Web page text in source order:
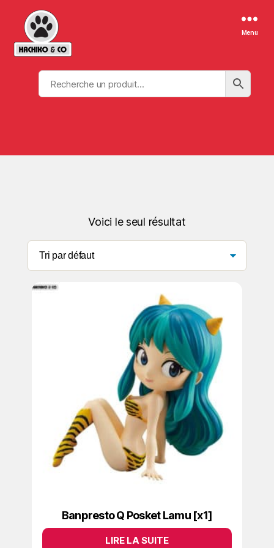
Menu
Voici le seul résultat
Banpresto Q Posket Lamu [x1]
LIRE LA SUITE